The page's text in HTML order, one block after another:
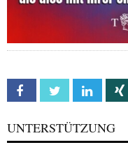
Facebook Twitter Linkedin
UNTERSTÜTZUNG